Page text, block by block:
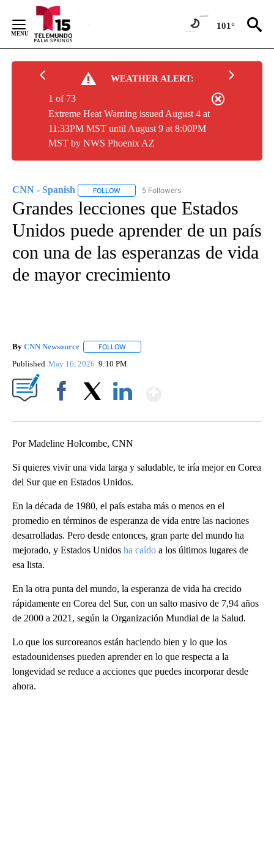
Content
101°
WEATHER ALERT:
Extreme Heat Warning issued August 4 at
11:33PM MST until August 9 at 8:00PM
MST by NWS Phoenix AZ
1 of 73
CNN - Spanish FOLLOW FOLLOW "CNN - SPANISH" TO RECEIVE
5 Followers
Grandes lecciones que Estados
Unidos puede aprender de un país
con una de las esperanzas de vida
de mayor crecimiento
By CNN Newsource FOLLOW
Published May 16, 2026 9:10 PM
Por Madeline Holcombe, CNN
Si quieres vivir una vida larga y saludable, te iría mejor en Corea
del Sur que en Estados Unidos.
En la década de 1980, el país estaba más o menos en el
promedio en términos de esperanza de vida entre las naciones
desarrolladas. Pero desde entonces, gran parte del mundo ha
mejorado, y Estados Unidos ha caído a los últimos lugares de
esa lista.
En la otra punta del mundo, la esperanza de vida ha crecido
rápidamente en Corea del Sur, con un salto masivo de 7,94 años
de 2000 a 2021, según la Organización Mundial de la Salud.
Lo que los surcoreanos están haciendo bien y lo que los
estadounidenses pueden aprender en lo que respecta a la
longevidad se reduce a acciones que puedes incorporar desde
ahora.